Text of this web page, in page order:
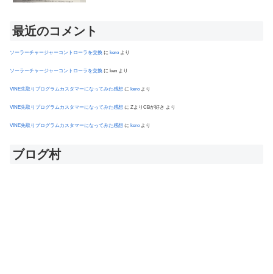
最近のコメント
ソーラーチャージャーコントローラを交換 に kero より
ソーラーチャージャーコントローラを交換 に ken より
VINE先取りプログラムカスタマーになってみた感想 に kero より
VINE先取りプログラムカスタマーになってみた感想 に ZよりCBが好き より
VINE先取りプログラムカスタマーになってみた感想 に kero より
ブログ村